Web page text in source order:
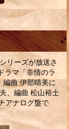
リーズが放送さ
ラマ「非情のラ
編曲 伊部晴美に
、編曲 松山裕士
アナログ盤で